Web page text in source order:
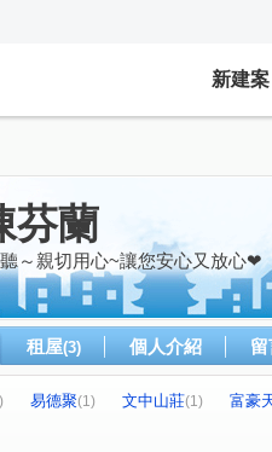
新建案
芬蘭
～親切用心~讓您安心又放心❤
租屋(3) 個人介紹
易德聚(1) 文中山莊(1)
富豪
房